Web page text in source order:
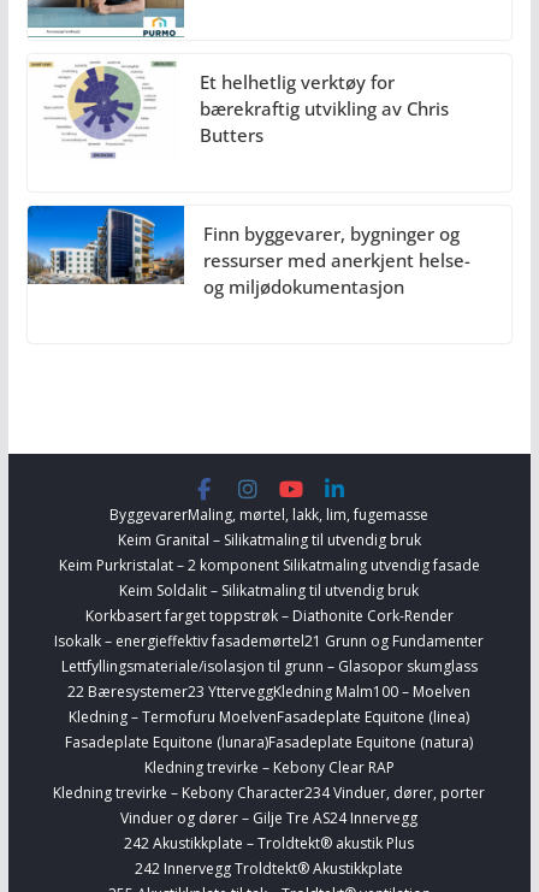
Et helhetlig verktøy for
bærekraftig utvikling av Chris
Butters
Finn byggevarer, bygninger og
ressurser med anerkjent helse-
og miljødokumentasjon
ByggevarerMaling, mørtel, lakk, lim, fugemasse
Keim Granital – Silikatmaling til utvendig bruk
Keim Purkristalat – 2 komponent Silikatmaling utvendig fasade
Keim Soldalit – Silikatmaling til utvendig bruk
Korkbasert farget toppstrøk – Diathonite Cork-Render
Isokalk – energieffektiv fasademørtel21 Grunn og Fundamenter
Lettfyllingsmateriale/isolasjon til grunn – Glasopor skumglass
22 Bæresystemer23 YtterveggKledning Malm100 – Moelven
Kledning – Termofuru MoelvenFasadeplate Equitone (linea)
Fasadeplate Equitone (lunara)Fasadeplate Equitone (natura)
Kledning trevirke – Kebony Clear RAP
Kledning trevirke – Kebony Character234 Vinduer, dører, porter
Vinduer og dører – Gilje Tre AS24 Innervegg
242 Akustikkplate – Troldtekt® akustik Plus
242 Innervegg Troldtekt® Akustikkplate